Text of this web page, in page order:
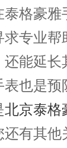
豪雅
求专业
能延长
也是预
北京泰格
还有其